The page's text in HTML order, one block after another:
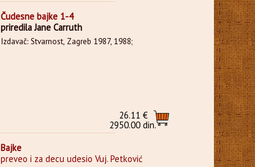
Čudesne bajke 1-4
priredila Jane Carruth
Izdavač: Stvarnost, Zagreb 1987, 1988;
26.11 €
2950.00 din.
Bajke
preveo i za decu udesio Vuj. Petković